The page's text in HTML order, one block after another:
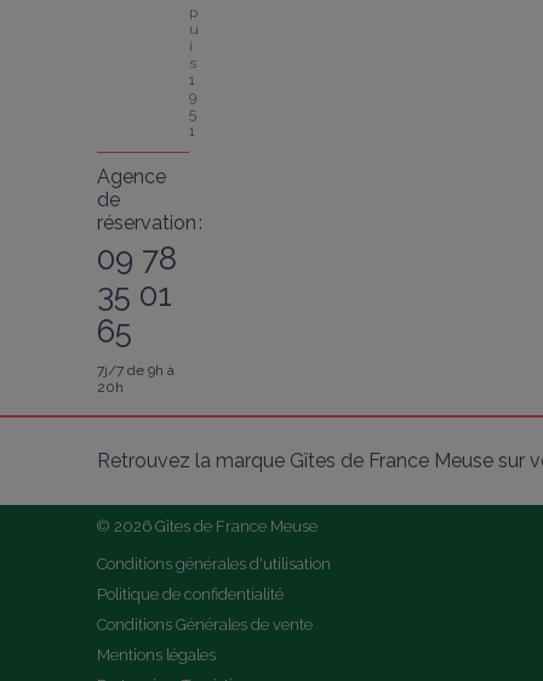
p
u
i
s
1
9
5
1
Agence
de
réservation :
09 78
35 01
65
7j/7 de 9h à
20h
Retrouvez la marque Gîtes de France Meuse sur
© 2026 Gîtes de France Meuse
Conditions générales d'utilisation
Politique de confidentialité
Conditions Générales de vente
Mentions légales